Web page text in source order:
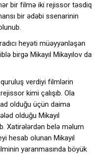
bir filmə iki rejissor təsdiq
bir ədəbi ssenarinin
heyəti müəyyənləşən
birgə Mikayıl Mikayılov da
verdiyi filmlərin
kimi çalışıb. Ola
olduğu üçün daima
olduğu Mikayıl
Xatirələrdən belə məlum
hesab olunan Mikayıl
yaranmasında böyük